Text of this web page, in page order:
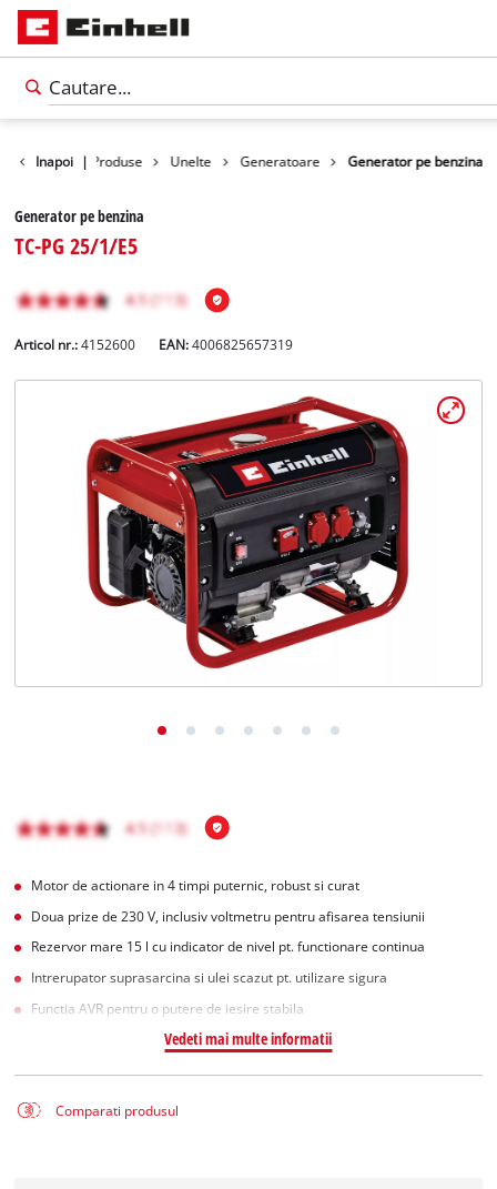
Română
English
Inapoi | Produse Unelte Generatoare Generator pe benzina
Generator pe benzina
TC-PG 25/1/E5
Articol nr.: 4152600 EAN:4006825657319
Motor de actionare in 4 timpi puternic, robust si curat
Doua prize de 230 V, inclusiv voltmetru pentru afisarea tensiunii
Rezervor mare 15 l cu indicator de nivel pt. functionare continua
Intrerupator suprasarcina si ulei scazut pt. utilizare sigura
Functia AVR pentru o putere de iesire stabila
Vedeti mai multe informatii
Comparati produsul